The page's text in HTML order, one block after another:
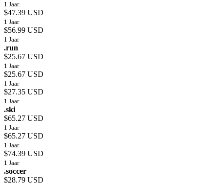
1 Jaar
$47.39 USD
1 Jaar
$56.99 USD
1 Jaar
.run
$25.67 USD
1 Jaar
$25.67 USD
1 Jaar
$27.35 USD
1 Jaar
.ski
$65.27 USD
1 Jaar
$65.27 USD
1 Jaar
$74.39 USD
1 Jaar
.soccer
$28.79 USD